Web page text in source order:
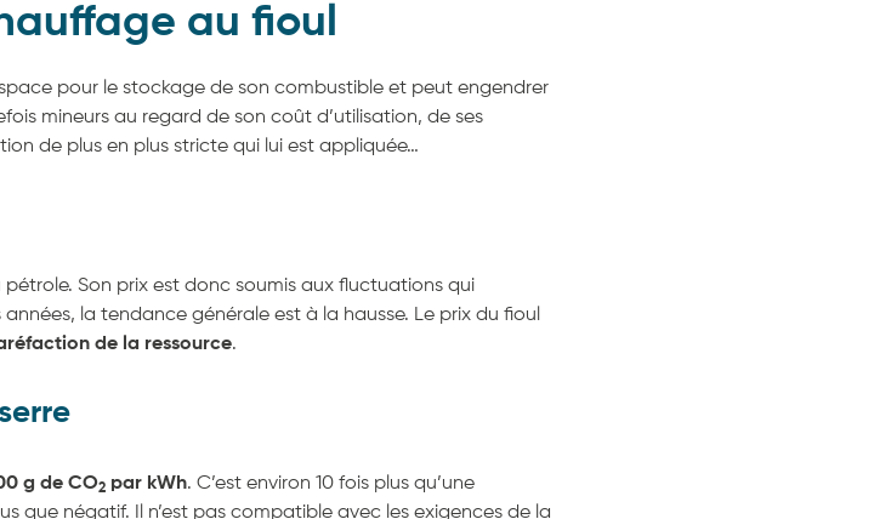
au fioul
pour le stockage de son combustible et peut engendrer
mineurs au regard de son coût d’utilisation, de ses
de plus en plus stricte qui lui est appliquée…
Son prix est donc soumis aux fluctuations qui
la tendance générale est à la hausse. Le prix du fioul
de la ressource.
g de CO2 par kWh. C’est environ 10 fois plus qu’une
que négatif. Il n’est pas compatible avec les exigences de la